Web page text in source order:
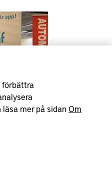
Sinfs VD
från Gnotec.
under lite sämre tider
ta nya marknadsdelar!
förbättra
mer på sidan Om